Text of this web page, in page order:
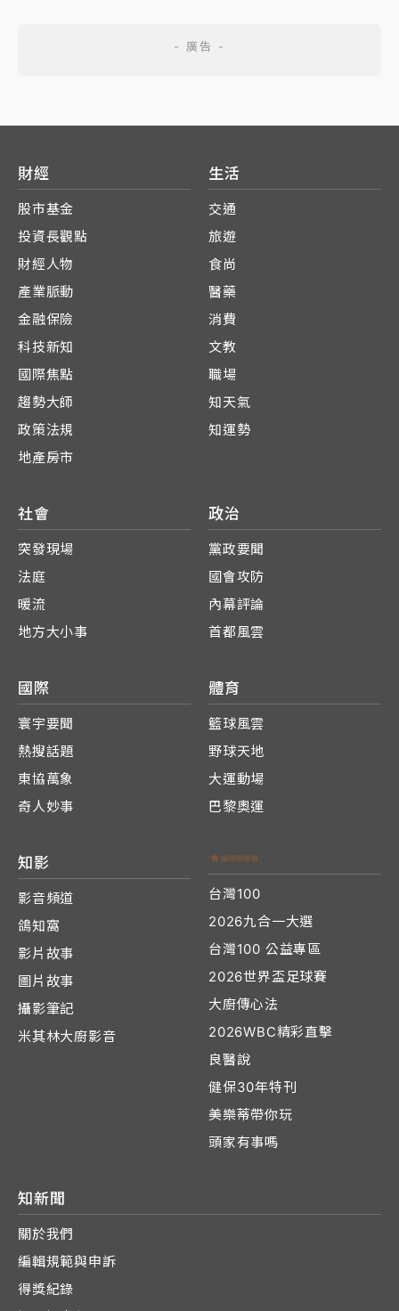
財經
股市基金
投資長觀點
財經人物
產業脈動
金融保險
科技新知
國際焦點
趨勢大師
政策法規
地產房市
生活
交通
旅遊
食尚
醫藥
消費
文教
職場
知天氣
知運勢
社會
突發現場
法庭
暖流
地方大小事
政治
黨政要聞
國會攻防
內幕評論
首都風雲
國際
寰宇要聞
熱搜話題
東協萬象
奇人妙事
體育
籃球風雲
野球天地
大運動場
巴黎奧運
知影
影音頻道
鴿知窩
影片故事
圖片故事
攝影筆記
米其林大廚影音
台灣100
2026九合一大選
台灣100 公益專區
2026世界盃足球賽
大廚傳心法
2026WBC精彩直擊
良醫說
健保30年特刊
美樂蒂帶你玩
頭家有事嗎
知新聞
關於我們
編輯規範與申訴
得獎紀錄